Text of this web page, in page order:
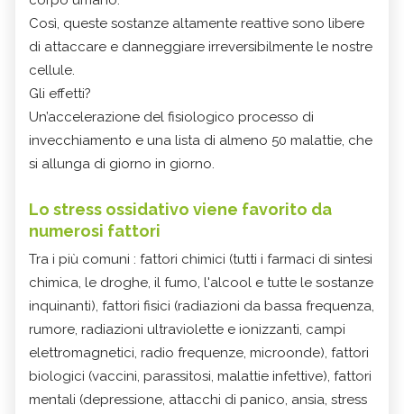
Così, queste sostanze altamente reattive sono libere
di attaccare e danneggiare irreversibilmente le nostre
cellule.
Gli effetti?
Un’accelerazione del fisiologico processo di
invecchiamento e una lista di almeno 50 malattie, che
si allunga di giorno in giorno.
Lo stress ossidativo viene favorito da
numerosi fattori
Tra i più comuni : fattori chimici (tutti i farmaci di sintesi
chimica, le droghe, il fumo, l'alcool e tutte le sostanze
inquinanti), fattori fisici (radiazioni da bassa frequenza,
rumore, radiazioni ultraviolette e ionizzanti, campi
elettromagnetici, radio frequenze, microonde), fattori
biologici (vaccini, parassitosi, malattie infettive), fattori
mentali (depressione, attacchi di panico, ansia, stress